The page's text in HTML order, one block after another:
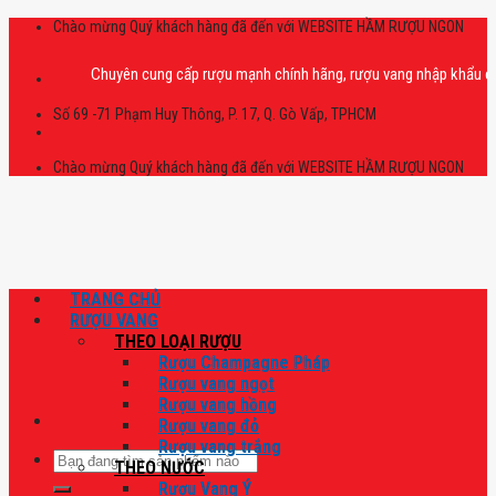
Skip
Chào mừng Quý khách hàng đã đến với WEBSITE HẦM RƯỢU NGON
Chuyên cung cấp rượu mạnh chính hãng, rượu vang nhập khẩu cao
Số 69 -71 Phạm Huy Thông, P. 17, Q. Gò Vấp, TPHCM
Chào mừng Quý khách hàng đã đến với WEBSITE HẦM RƯỢU NGON
Tìm
kiếm:
TRANG CHỦ
RƯỢU VANG
THEO LOẠI RƯỢU
Rượu Champagne Pháp
Rượu vang ngọt
Rượu vang hồng
Rượu vang đỏ
Rượu vang trắng
THEO NƯỚC
Rượu Vang Ý